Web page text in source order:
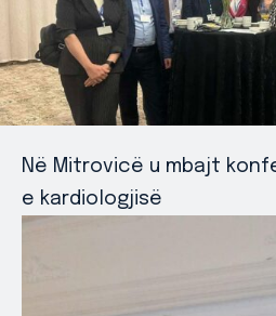
Në Mitrovicë u mbajt
e kardiologjisë